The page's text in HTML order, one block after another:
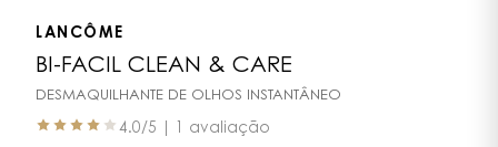
LANCÔME
BI-FACIL CLEAN & CARE
DESMAQUILHANTE DE OLHOS INSTANTÂNEO
4.0/5 | 1 avaliação